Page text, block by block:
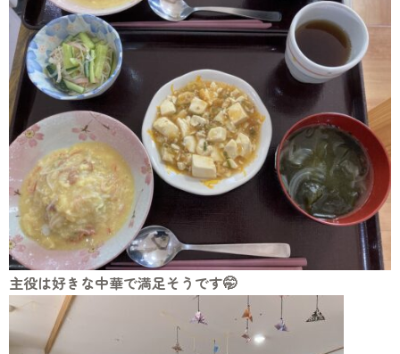
主役は好きな中華で満足そうです🤭